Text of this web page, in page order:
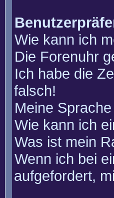
Wie kann ich
Die Forenuhr
Ich habe die
falsch!
Meine
Wie kann ich
Was ist mein
Wenn ich bei
aufgefordert,